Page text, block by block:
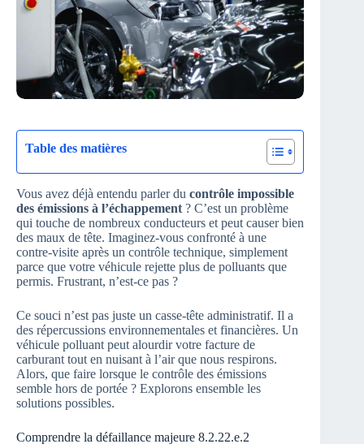
Table des matières
Vous avez déjà entendu parler du contrôle impossible
des émissions à l’échappement ? C’est un problème
qui touche de nombreux conducteurs et peut causer bien
des maux de tête. Imaginez-vous confronté à une
contre-visite après un contrôle technique, simplement
parce que votre véhicule rejette plus de polluants que
permis. Frustrant, n’est-ce pas ?
Ce souci n’est pas juste un casse-tête administratif. Il a
des répercussions environnementales et financières. Un
véhicule polluant peut alourdir votre facture de
carburant tout en nuisant à l’air que nous respirons.
Alors, que faire lorsque le contrôle des émissions
semble hors de portée ? Explorons ensemble les
solutions possibles.
Comprendre la défaillance majeure 8.2.22.e.2